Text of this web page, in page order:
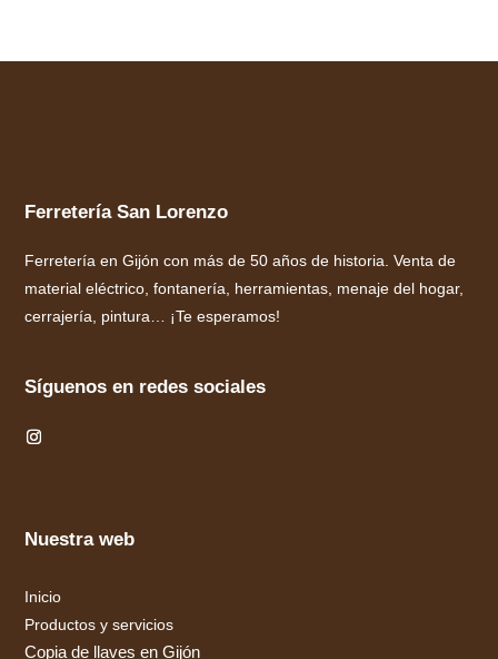
Ferretería San Lorenzo
Ferretería en Gijón con más de 50 años de historia. Venta de
material eléctrico, fontanería, herramientas, menaje del hogar,
cerrajería, pintura… ¡Te esperamos!
Síguenos en redes sociales
Nuestra web
Inicio
Productos y servicios
Copia de llaves en Gijón